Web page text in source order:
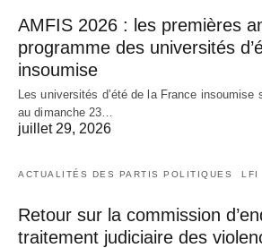
AMFIS 2026 : les premières
programme des universités
insoumise
Les universités d’été de la France insoumise
au dimanche 23…
juillet 29, 2026
ACTUALITÉS DES PARTIS POLITIQUES LFI
Retour sur la commission
traitement judiciaire des